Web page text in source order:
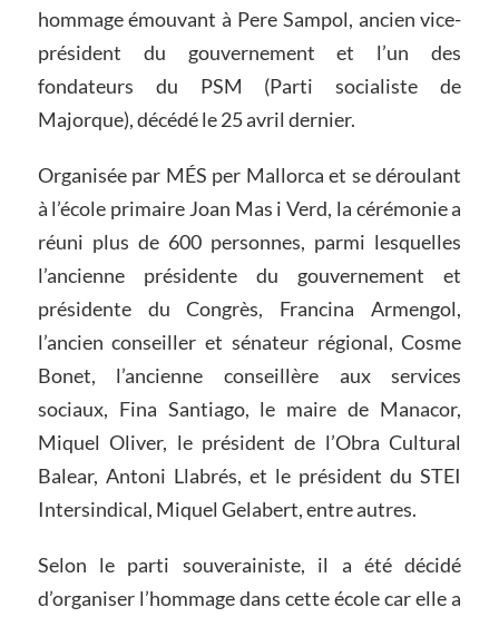
hommage émouvant à Pere Sampol, ancien vice-
président du gouvernement et l’un des
fondateurs du PSM (Parti socialiste de
Majorque), décédé le 25 avril dernier.
Organisée par MÉS per Mallorca et se déroulant
à l’école primaire Joan Mas i Verd, la cérémonie a
réuni plus de 600 personnes, parmi lesquelles
l’ancienne présidente du gouvernement et
présidente du Congrès, Francina Armengol,
l’ancien conseiller et sénateur régional, Cosme
Bonet, l’ancienne conseillère aux services
sociaux, Fina Santiago, le maire de Manacor,
Miquel Oliver, le président de l’Obra Cultural
Balear, Antoni Llabrés, et le président du STEI
Intersindical, Miquel Gelabert, entre autres.
Selon le parti souverainiste, il a été décidé
d’organiser l’hommage dans cette école car elle a